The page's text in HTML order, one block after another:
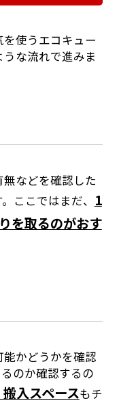
使うエコキュー
な流れで進みま
などを確認した
ここではまだ、 1
を取るのがおす
かどうかを確認
のか確認するの
入スペースもチ